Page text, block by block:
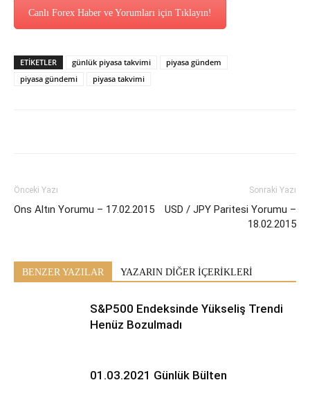
Canlı Forex Haber ve Yorumları için Tıklayın!
ETİKETLER günlük piyasa takvimi
piyasa gündem
piyasa gündemi
piyasa takvimi
Önceki Yazı
Ons Altın Yorumu – 17.02.2015
Sonraki Yazı
USD / JPY Paritesi Yorumu –
18.02.2015
BENZER YAZILAR YAZARIN DİĞER İÇERİKLERİ
S&P500 Endeksinde Yükseliş Trendi
Henüz Bozulmadı
01.03.2021 Günlük Bülten